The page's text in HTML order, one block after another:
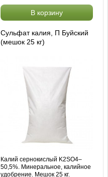
В корзину
Сульфат калия, П Буйский
(мешок 25 кг)
Калий сернокислый K2SO4–
50,5%. Минеральное, калийное
удобрение. Мешок 25 кг.